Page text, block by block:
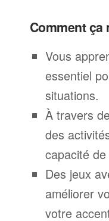
Comment ça
Vous
essentiel
situations.
À travers
des
capacité
Des jeux
améliorer
votre